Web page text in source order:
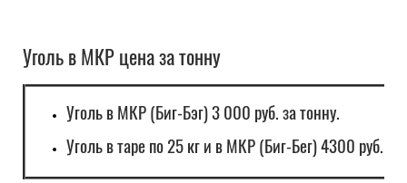
Уголь в МКР цена за тонну
Уголь в МКР (Биг-Бэг) 3 000 руб. за тонну.
Уголь в таре по 25 кг и в МКР (Биг-Бег) 4300 руб. за